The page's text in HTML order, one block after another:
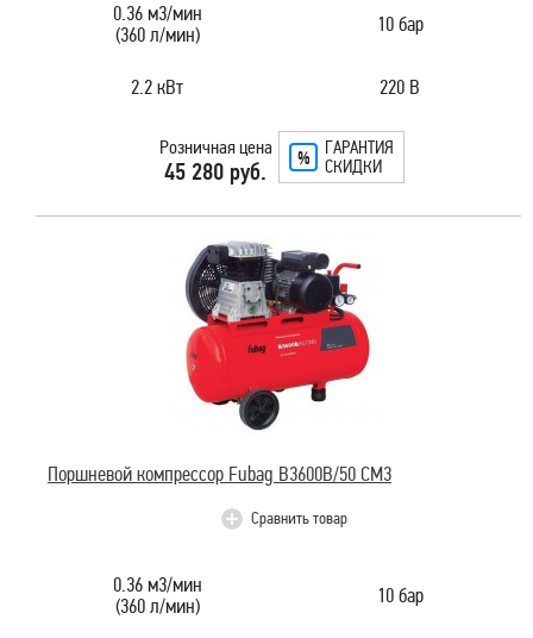
0.36 м3/мин
(360 л/мин)
10 бар
2.2 кВт 220 В
Розничная цена
45 280 руб.
ГАРАНТИЯ
СКИДКИ
Поршневой компрессор Fubag B3600B/50 CM3
Сравнить товар
0.36 м3/мин
(360 л/мин)
10 бар